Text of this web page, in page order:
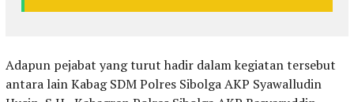
Adapun pejabat yang turut hadir dalam kegiatan tersebut
antara lain Kabag SDM Polres Sibolga AKP Syawalludin